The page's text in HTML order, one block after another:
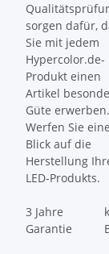
sorgen dafür,
Sie mit jedem
Hypercolor.de-
Produkt einen
Artikel
Güte erwerben.
Werfen Sie
Blick auf die
Herstellung
LED-Produkts.
3 Jahre
Garantie